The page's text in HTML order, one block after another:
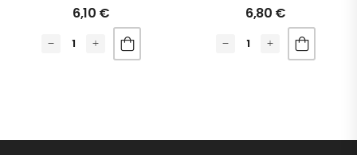
6,10 € 6,80 €